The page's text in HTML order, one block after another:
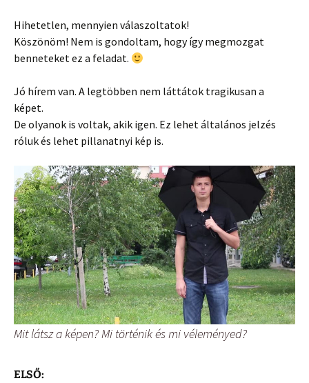
Hihetetlen, mennyien válaszoltatok!
Köszönöm! Nem is gondoltam, hogy így megmozgat
benneteket ez a feladat.
Jó hírem van. A legtöbben nem láttátok tragikusan a
képet.
De olyanok is voltak, akik igen. Ez lehet általános jelzés
róluk és lehet pillanatnyi kép is.
Mit látsz a képen? Mi történik és mi véleményed?
ELSŐ: